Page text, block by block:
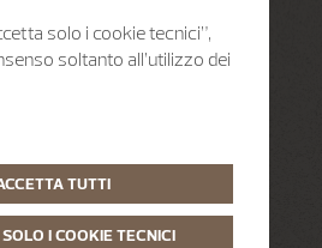
solo i cookie tecnici”,
soltanto all’utilizzo dei
TUTTI
I COOKIE TECNICI